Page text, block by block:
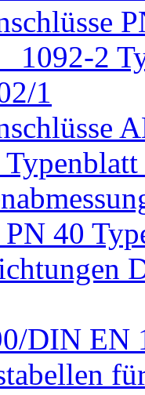
2
1
40
DIN EN